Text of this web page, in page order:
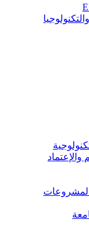
والإعتماد
المشروعات